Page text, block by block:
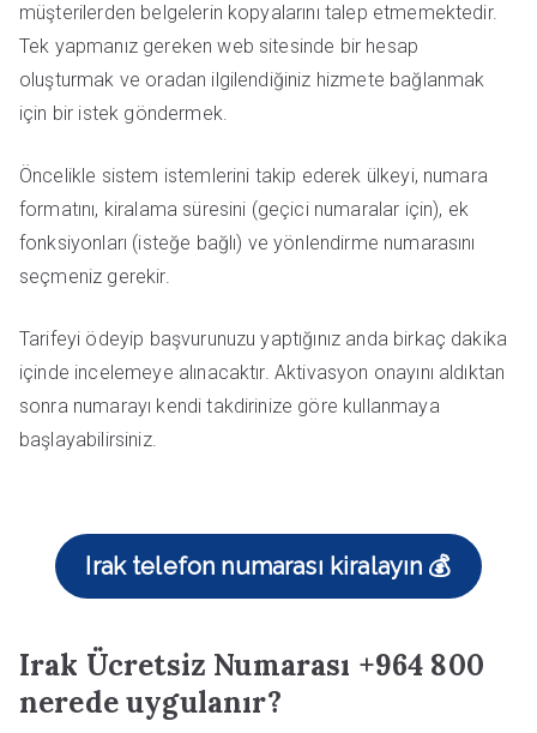
müşterilerden belgelerin kopyalarını talep etmemektedir.
Tek yapmanız gereken web sitesinde bir hesap
oluşturmak ve oradan ilgilendiğiniz hizmete bağlanmak
için bir istek göndermek.
Öncelikle sistem istemlerini takip ederek ülkeyi, numara
formatını, kiralama süresini (geçici numaralar için), ek
fonksiyonları (isteğe bağlı) ve yönlendirme numarasını
seçmeniz gerekir.
Tarifeyi ödeyip başvurunuzu yaptığınız anda birkaç dakika
içinde incelemeye alınacaktır. Aktivasyon onayını aldıktan
sonra numarayı kendi takdirinize göre kullanmaya
başlayabilirsiniz.
Irak telefon numarası kiralayın 💰
Irak Ücretsiz Numarası +964 800
nerede uygulanır?